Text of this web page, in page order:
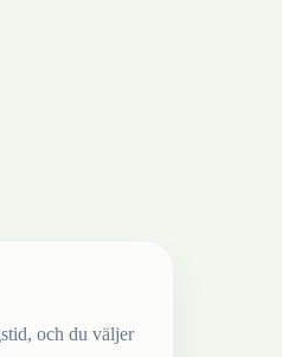
och du väljer